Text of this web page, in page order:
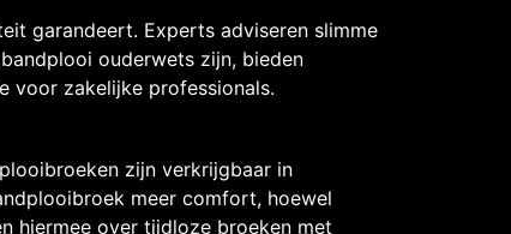
garandeert. Experts adviseren slimme
ouderwets zijn, bieden
voor zakelijke professionals.
zijn verkrijgbaar in
meer comfort, hoewel
hiermee over tijdloze broeken met